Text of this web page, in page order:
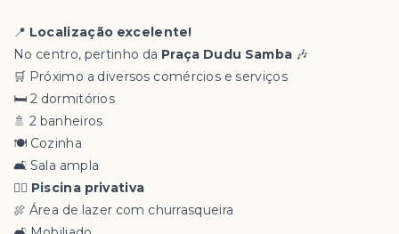
📍 Localização excelente!
No centro, pertinho da Praça Dudu Samba 🎶
🛒 Próximo a diversos comércios e serviços
🛏️ 2 dormitórios
🚿 2 banheiros
🍽️ Cozinha
🛋️ Sala ampla
🏊‍♂️ Piscina privativa
🍖 Área de lazer com churrasqueira